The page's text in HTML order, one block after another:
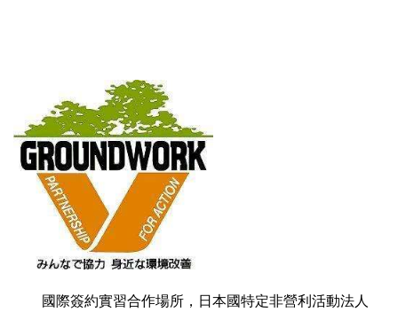
國際簽約實習合作場所，日本國特定非營利活動法人